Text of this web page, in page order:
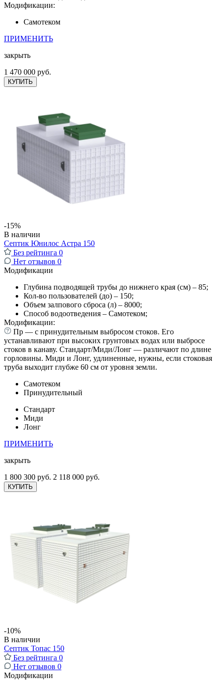
Модификации:
Самотеком
ПРИМЕНИТЬ
закрыть
1 470 000 руб.
КУПИТЬ
-15%
В наличии
Септик Юнилос Астра 150
Без рейтинга 0
Нет отзывов 0
Модификации
Глубина подводящей трубы до нижнего края (см) – 85;
Кол-во пользователей (до) – 150;
Объем залпового сброса (л) – 8000;
Способ водоотведения – Самотеком;
Модификации:
Пр — с принудительным выбросом стоков. Его
устанавливают при высоких грунтовых водах или выбросе
стоков в канаву. Стандарт/Миди/Лонг — различают по длине
горловины. Миди и Лонг, удлиненные, нужны, если стоковая
труба выходит глубже 60 см от уровня земли.
Самотеком
Принудительный
Стандарт
Миди
Лонг
ПРИМЕНИТЬ
закрыть
1 800 300 руб. 2 118 000 руб.
КУПИТЬ
-10%
В наличии
Септик Топас 150
Без рейтинга 0
Нет отзывов 0
Модификации